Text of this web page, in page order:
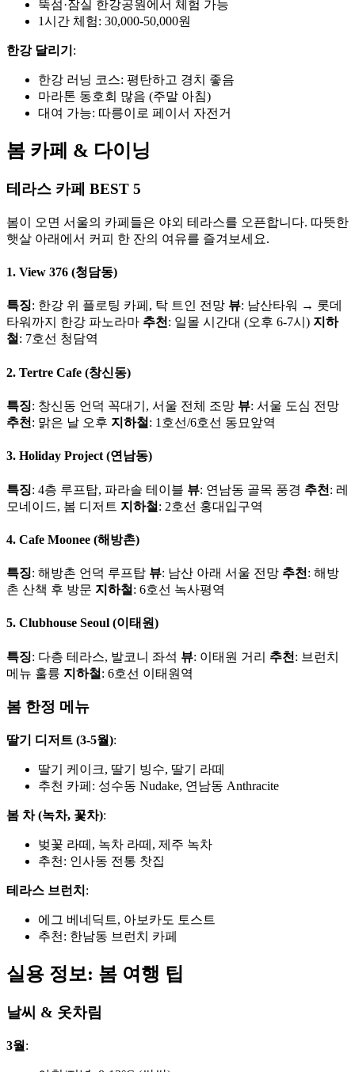
뚝섬·잠실 한강공원에서 체험 가능
1시간 체험: 30,000-50,000원
한강 달리기 :
한강 러닝 코스: 평탄하고 경치 좋음
마라톤 동호회 많음 (주말 아침)
대여 가능: 따릉이로 페이서 자전거
봄 카페 & 다이닝
테라스 카페 BEST 5
봄이 오면 서울의 카페들은 야외 테라스를 오픈합니다. 따뜻한
햇살 아래에서 커피 한 잔의 여유를 즐겨보세요.
1. View 376 (청담동)
특징: 한강 위 플로팅 카페, 탁 트인 전망 뷰: 남산타워 → 롯데
타워까지 한강 파노라마 추천: 일몰 시간대 (오후 6-7시) 지하
철: 7호선 청담역
2. Tertre Cafe (창신동)
특징: 창신동 언덕 꼭대기, 서울 전체 조망 뷰: 서울 도심 전망
추천 : 맑은 날 오후 지하철 : 1호선/6호선 동묘앞역
3. Holiday Project (연남동)
특징: 4층 루프탑, 파라솔 테이블 뷰: 연남동 골목 풍경 추천 : 레
모네이드, 봄 디저트 지하철 : 2호선 홍대입구역
4. Cafe Moonee (해방촌)
특징: 해방촌 언덕 루프탑 뷰: 남산 아래 서울 전망 추천 : 해방
촌 산책 후 방문 지하철 : 6호선 녹사평역
5. Clubhouse Seoul (이태원)
특징: 다층 테라스, 발코니 좌석 뷰: 이태원 거리 추천 : 브런치
메뉴 훌륭 지하철 : 6호선 이태원역
봄 한정 메뉴
딸기 디저트 (3-5월):
딸기 케이크, 딸기 빙수, 딸기 라떼
추천 카페: 성수동 Nudake, 연남동 Anthracite
봄 차 (녹차, 꽃차):
벚꽃 라떼, 녹차 라떼, 제주 녹차
추천: 인사동 전통 찻집
테라스 브런치 :
에그 베네딕트, 아보카도 토스트
추천: 한남동 브런치 카페
실용 정보: 봄 여행 팁
날씨 & 옷차림
3월 :